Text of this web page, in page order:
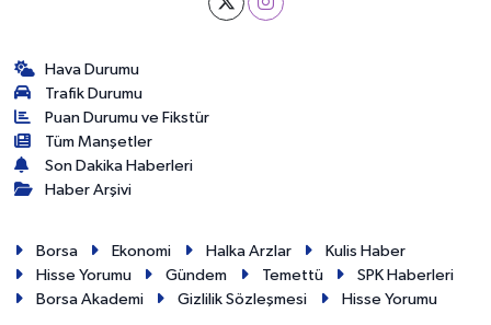
Hava Durumu
Trafik Durumu
Puan Durumu ve Fikstür
Tüm Manşetler
Son Dakika Haberleri
Haber Arşivi
Borsa Ekonomi Halka Arzlar
Kulis Haber
Hisse Yorumu
Gündem Temettü
SPK Haberleri
Borsa Akademi
Gizlilik Sözleşmesi Hisse Yorumu